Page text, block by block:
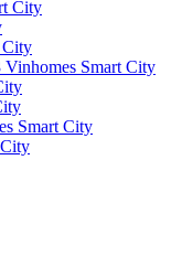
City
City
Vinhomes Smart City
Smart City